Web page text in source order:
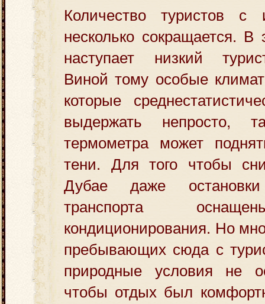
Количество туристов
несколько сокращается.
наступает низкий
Виной тому особые
которые
выдержать непросто,
термометра может
тени. Для того чтобы
Дубае даже остановки
транспорта
кондиционирования. Но
пребывающих сюда с
природные условия не
чтобы отдых был